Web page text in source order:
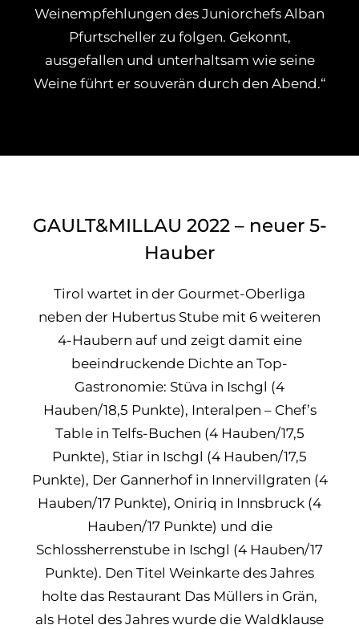
Weinempfehlungen des Juniorchefs Alban
Pfurtscheller zu folgen. Gekonnt,
ausgefallen und unterhaltsam wie seine
Weine führt er souverän durch den Abend.“
GAULT&MILLAU 2022 – neuer 5-
Hauber
Tirol wartet in der Gourmet-Oberliga
neben der Hubertus Stube mit 6 weiteren
4-Haubern auf und zeigt damit eine
beeindruckende Dichte an Top-
Gastronomie: Stüva in Ischgl (4
Hauben/18,5 Punkte), Interalpen – Chef’s
Table in Telfs-Buchen (4 Hauben/17,5
Punkte), Stiar in Ischgl (4 Hauben/17,5
Punkte), Der Gannerhof in Innervillgraten (4
Hauben/17 Punkte), Oniriq in Innsbruck (4
Hauben/17 Punkte) und die
Schlossherrenstube in Ischgl (4 Hauben/17
Punkte). Den Titel Weinkarte des Jahres
holte das Restaurant Das Müllers in Grän,
als Hotel des Jahres wurde die Waldklause